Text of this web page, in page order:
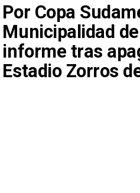
Por Copa
Municipalidad
informe tras
Estadio Zorros